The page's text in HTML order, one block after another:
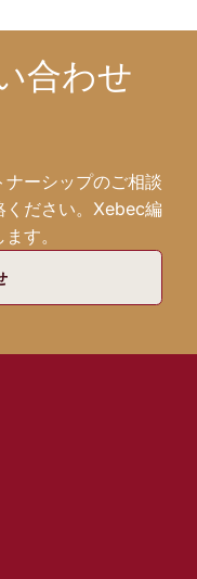
合わせ
ーシップのご相談
ください。Xebec編
す。